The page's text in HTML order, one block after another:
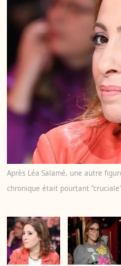
Après Léa Salamé, une autre
chronique était pourtant